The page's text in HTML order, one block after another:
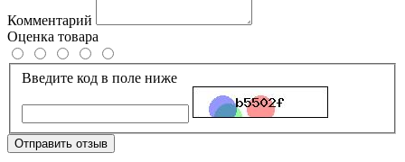
Комментарий
Оценка товара
Введите код в поле ниже
Отправить отзыв